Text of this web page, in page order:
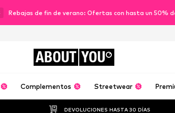
Rebajas de fin de verano: Ofertas con hasta un 50%
ABOUT YOU
Complementos Streetwear
DEVOLUCIONES HASTA 30 DÍAS